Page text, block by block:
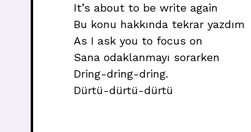
It’s about to be write again
Bu konu hakkında tekrar yazdım
As I ask you to focus on
Sana odaklanmayı sorarken
Dring-dring-dring.
Dürtü-dürtü-dürtü